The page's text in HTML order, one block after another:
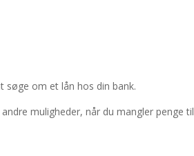
søge om et lån hos din bank.
muligheder, når du mangler penge til